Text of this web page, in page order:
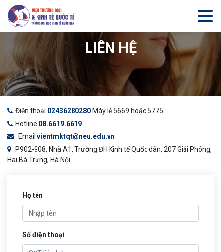
LIÊN HỆ
Điện thoại 02436280280 Máy lẻ 5669 hoặc 5775
Hotline 08.6619.6619
Email vientmktqt@neu.edu.vn
P902-908, Nhà A1, Trường ĐH Kinh tế Quốc dân, 207 Giải Phóng,
Hai Bà Trưng, Hà Nội
Họ tên
Số điện thoại